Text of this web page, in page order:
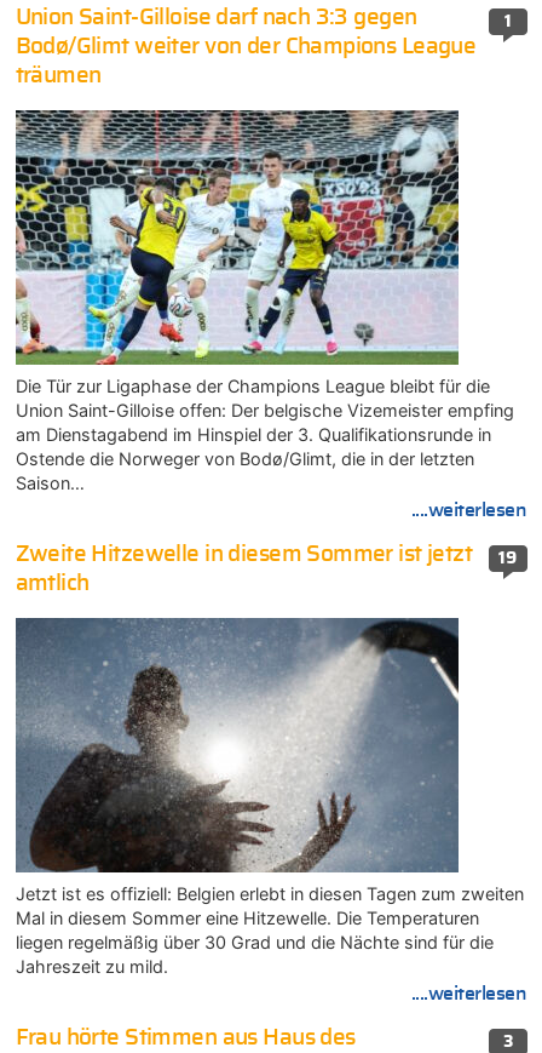
1
Union Saint-Gilloise darf nach 3:3 gegen
Bodø/Glimt weiter von der Champions League
träumen
Die Tür zur Ligaphase der Champions League bleibt für die
Union Saint-Gilloise offen: Der belgische Vizemeister empfing
am Dienstagabend im Hinspiel der 3. Qualifikationsrunde in
Ostende die Norweger von Bodø/Glimt, die in der letzten
Saison…
....weiterlesen
19
Zweite Hitzewelle in diesem Sommer ist jetzt
amtlich
Jetzt ist es offiziell: Belgien erlebt in diesen Tagen zum zweiten
Mal in diesem Sommer eine Hitzewelle. Die Temperaturen
liegen regelmäßig über 30 Grad und die Nächte sind für die
Jahreszeit zu mild.
....weiterlesen
3
Frau hörte Stimmen aus Haus des